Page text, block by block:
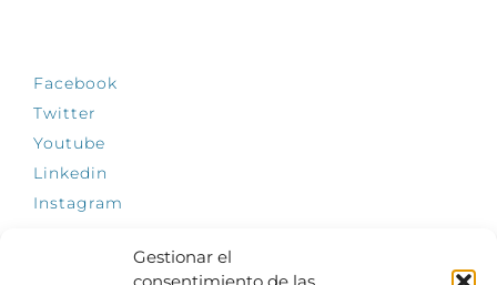
Gestionar el
Facebook
Twitter
Youtube
Linkedin
Instagram